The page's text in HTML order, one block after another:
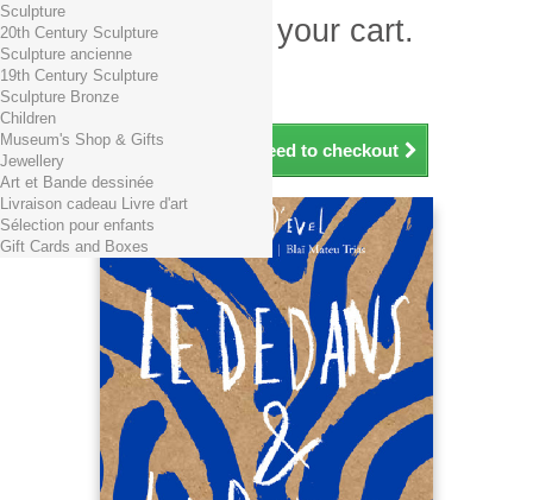
There is 1 item in your cart.
Total products (tax incl.)
Total shipping TTC
Total (tax incl.)
Continue shopping Proceed to checkout
Sculpture
20th Century Sculpture
Sculpture ancienne
19th Century Sculpture
Sculpture Bronze
Children
Museum's Shop & Gifts
Jewellery
Art et Bande dessinée
Livraison cadeau Livre d'art
Sélection pour enfants
Gift Cards and Boxes